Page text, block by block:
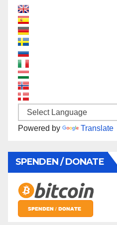
Powered by Translate
SPENDEN / DONATE